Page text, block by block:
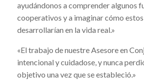
ayudándonos a comprender algunos
cooperativos y a imaginar cómo
desarrollarían en la vida real.»
«El trabajo de nuestre Asesore en
intencional y cuidadose, y nunca
objetivo una vez que se estableció.»